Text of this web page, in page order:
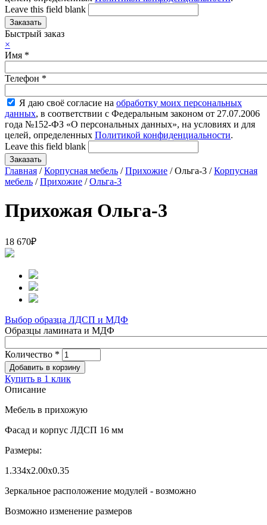
Leave this field blank
Быстрый заказ
×
Имя *
Телефон *
Я даю своё согласие на обработку моих персональных
данных, в соответствии с Федеральным законом от 27.07.2006
года №152-ФЗ «О персональных данных», на условиях и для
целей, определенных Политикой конфиденциальности.
Leave this field blank
Главная /Корпусная мебель /Прихожие / Ольга-3 /Корпусная
мебель /Прихожие /Ольга-3
Прихожая Ольга-3
18 670₽
Выбор образца ЛДСП и МДФ
Образцы ламината и МДФ
Количество *
Купить в 1 клик
Описание
Мебель в прихожую
Фасад и корпус ЛДСП 16 мм
Размеры:
1.334х2.00х0.35
Зеркальное расположение модулей - возможно
Возможно изменение размеров